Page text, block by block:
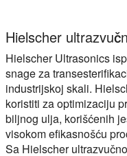
Hielscher
Hielscher Ultrasonics
snage za
industrijskoj skali.
koristiti za optimizaciju
biljnog ulja, korišćenih
visokom efikasnošću
Sa Hielscher